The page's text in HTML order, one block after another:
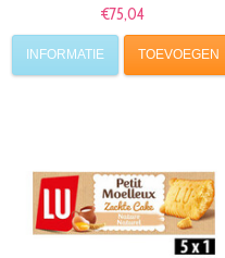
€75,04
INFORMATIE TOEVOEGEN